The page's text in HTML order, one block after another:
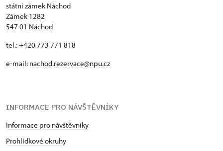
státní zámek Náchod
Zámek 1282
547 01 Náchod
tel.: +420 773 771 818
e-mail: nachod.rezervace@npu.cz
INFORMACE PRO NÁVŠTĚVNÍKY
Informace pro návštěvníky
Prohlídkové okruhy